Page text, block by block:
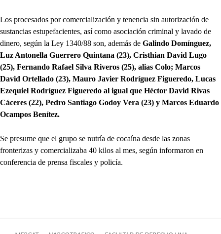
Los procesados por comercialización y tenencia sin autorización de
sustancias estupefacientes, así como asociación criminal y lavado de
dinero, según la Ley 1340/88 son, además de Galindo Domínguez,
Luz Antonella Guerrero Quintana (23), Cristhian David Lugo
(25), Fernando Rafael Silva Riveros (25), alias Colo; Marcos
David Ortellado (23), Mauro Javier Rodríguez Figueredo, Lucas
Ezequiel Rodríguez Figueredo al igual que Héctor David Rivas
Cáceres (22), Pedro Santiago Godoy Vera (23) y Marcos Eduardo
Ocampos Benítez.
Se presume que el grupo se nutría de cocaína desde las zonas
fronterizas y comercializaba 40 kilos al mes, según informaron en
conferencia de prensa fiscales y policía.